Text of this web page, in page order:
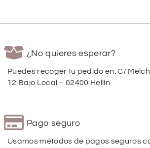
¿No quieres esperar?
Puedes recoger tu pedido en: C/
12 Bajo Local – 02400 Hellín
Pago seguro
Usamos métodos de pagos seguros